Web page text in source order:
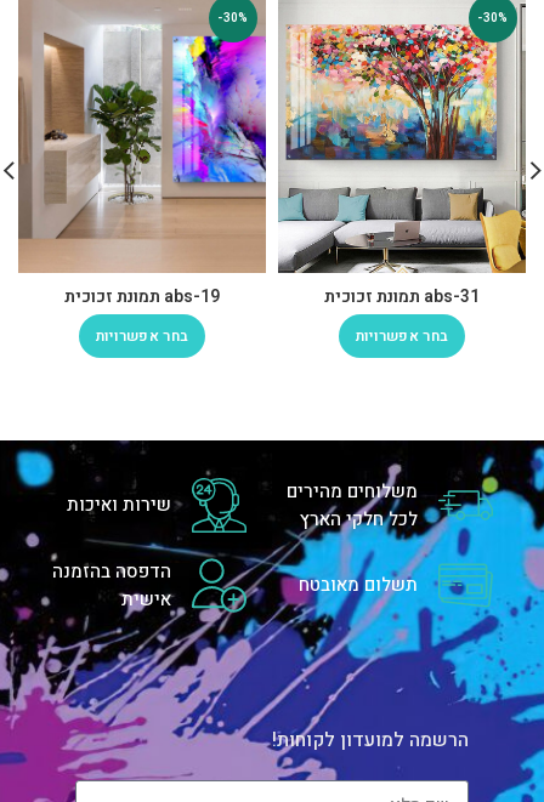
-30%
abs-31 תמונת זכוכית
בחר אפשרויות
-30%
abs-19 תמונת זכוכית
בחר אפשרויות
משלוחים מהירים
לכל חלקי הארץ
שירות ואיכות
תשלום מאובטח
הדפסה בהזמנה
אישית
הרשמה למועדון לקוחות!